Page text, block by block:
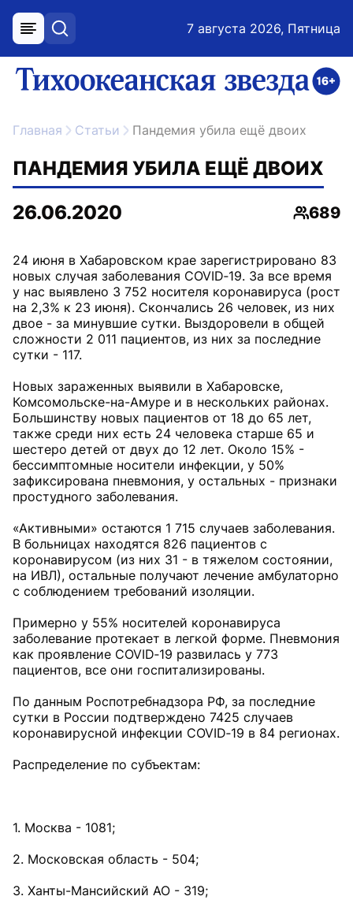
меню поиск 7 августа 2026, Пятница
ссылка на главную
Главная Статьи Пандемия убила ещё двоих
ПАНДЕМИЯ УБИЛА ЕЩЁ ДВОИХ
26.06.2020
689
24 июня в Хабаровском крае зарегистрировано 83
новых случая заболевания COVID‑19. За все время
у нас выявлено 3 752 носителя коронавируса (рост
на 2,3% к 23 июня). Скончались 26 человек, из них
двое - за минувшие сутки. Выздоровели в общей
сложности 2 011 пациентов, из них за последние
сутки - 117.
Новых зараженных выявили в Хабаровске,
Комсомольске-на-Амуре и в нескольких районах.
Большинству новых пациентов от 18 до 65 лет,
также среди них есть 24 человека старше 65 и
шестеро детей от двух до 12 лет. Около 15% -
бессимптомные носители инфекции, у 50%
зафиксирована пневмония, у остальных - признаки
простудного заболевания.
«Активными» остаются 1 715 случаев заболевания.
В больницах находятся 826 пациентов с
коронавирусом (из них 31 - в тяжелом состоянии,
на ИВЛ), остальные получают лечение амбулаторно
с соблюдением требований изоляции.
Примерно у 55% носителей коронавируса
заболевание протекает в легкой форме. Пневмония
как проявление COVID‑19 развилась у 773
пациентов, все они госпитализированы.
По данным Роспотребнадзора РФ, за последние
сутки в России подтверждено 7425 случаев
коронавирусной инфекции COVID‑19 в 84 регионах.
Распределение по субъектам:
1. Москва - 1081;
2. Московская область - 504;
3. Ханты-Мансийский АО - 319;